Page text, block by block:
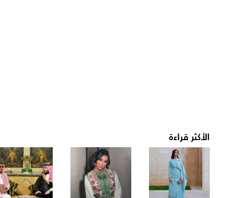
الأكثر قراءة